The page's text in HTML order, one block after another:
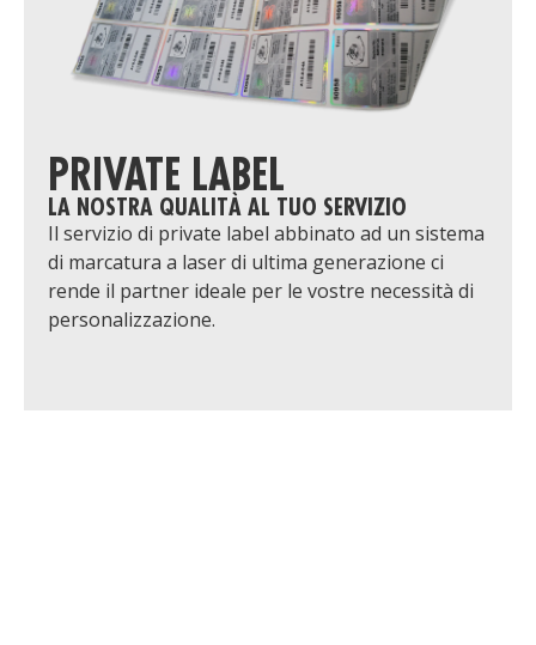
PRIVATE LABEL
LA NOSTRA QUALITÀ AL TUO SERVIZIO
Il servizio di private label abbinato ad un sistema
di marcatura a laser di ultima generazione ci
rende il partner ideale per le vostre necessità di
personalizzazione.